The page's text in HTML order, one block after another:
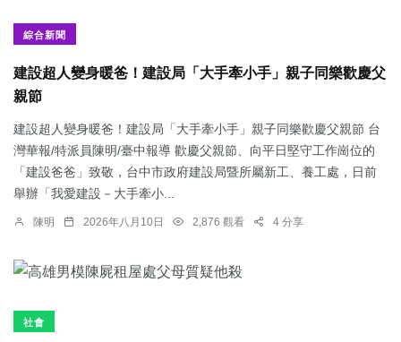
綜合新聞
建設超人變身暖爸！建設局「大手牽小手」親子同樂歡慶父
親節
建設超人變身暖爸！建設局「大手牽小手」親子同樂歡慶父親節 台
灣華報/特派員陳明/臺中報導 歡慶父親節、向平日堅守工作崗位的
「建設爸爸」致敬，台中市政府建設局暨所屬新工、養工處，日前
舉辦「我愛建設－大手牽小...
陳明 2026年八月10日 2,876 觀看 4 分享
社會